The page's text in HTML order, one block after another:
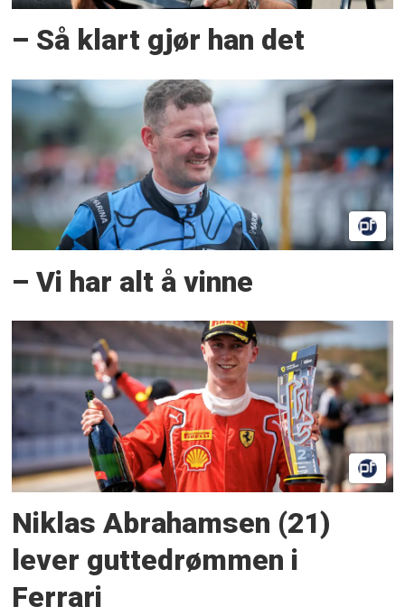
– Så klart gjør han det
– Vi har alt å vinne
Niklas Abrahamsen (21)
lever guttedrømmen i
Ferrari